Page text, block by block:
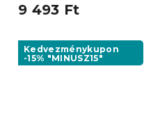
9 493 Ft
Kedvezménykupon
-15% "MINUSZ15"